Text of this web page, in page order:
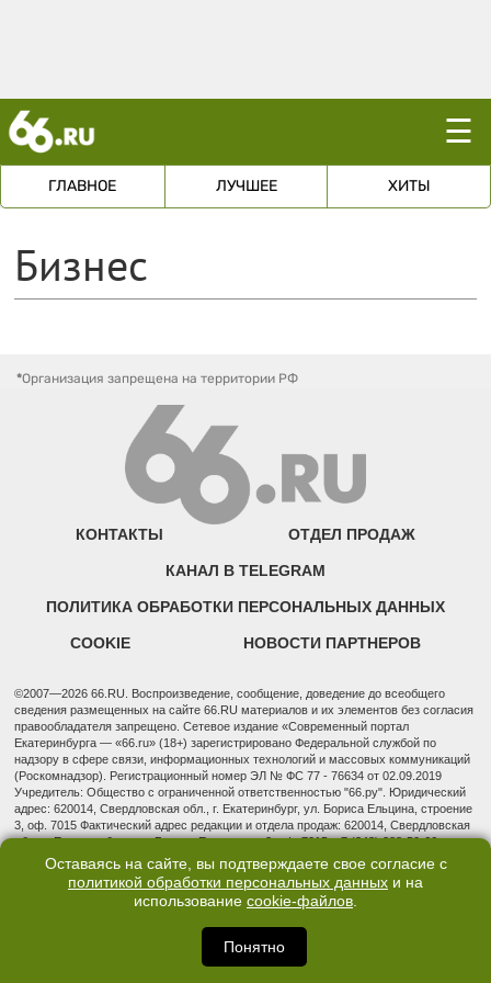
☰
ГЛАВНОЕ ЛУЧШЕЕ ХИТЫ
Бизнес
*Организация запрещена на территории РФ
КОНТАКТЫ ОТДЕЛ ПРОДАЖ
КАНАЛ В TELEGRAM
ПОЛИТИКА ОБРАБОТКИ ПЕРСОНАЛЬНЫХ ДАННЫХ
COOKIE НОВОСТИ ПАРТНЕРОВ
©2007—2026 66.RU. Воспроизведение, сообщение, доведение до всеобщего
сведения размещенных на сайте 66.RU материалов и их элементов без согласия
правообладателя запрещено. Сетевое издание «Современный портал
Екатеринбурга — «66.ru» (18+) зарегистрировано Федеральной службой по
надзору в сфере связи, информационных технологий и массовых коммуникаций
(Роскомнадзор). Регистрационный номер ЭЛ № ФС 77 - 76634 от 02.09.2019
Учредитель: Общество с ограниченной ответственностью "66.ру". Юридический
адрес: 620014, Свердловская обл., г. Екатеринбург, ул. Бориса Ельцина, строение
3, оф. 7015 Фактический адрес редакции и отдела продаж: 620014, Свердловская
обл., г. Екатеринбург, ул. Бориса Ельцина, д. 3, оф. 7015, +7 (343) 288-50-66
info@news.66.ru Главный редактор: Шлыков Дмитрий Владимирович
Оставаясь на сайте, вы подтверждаете свое согласие с
политикой обработки персональных данных и на
использование cookie-файлов.
Понятно